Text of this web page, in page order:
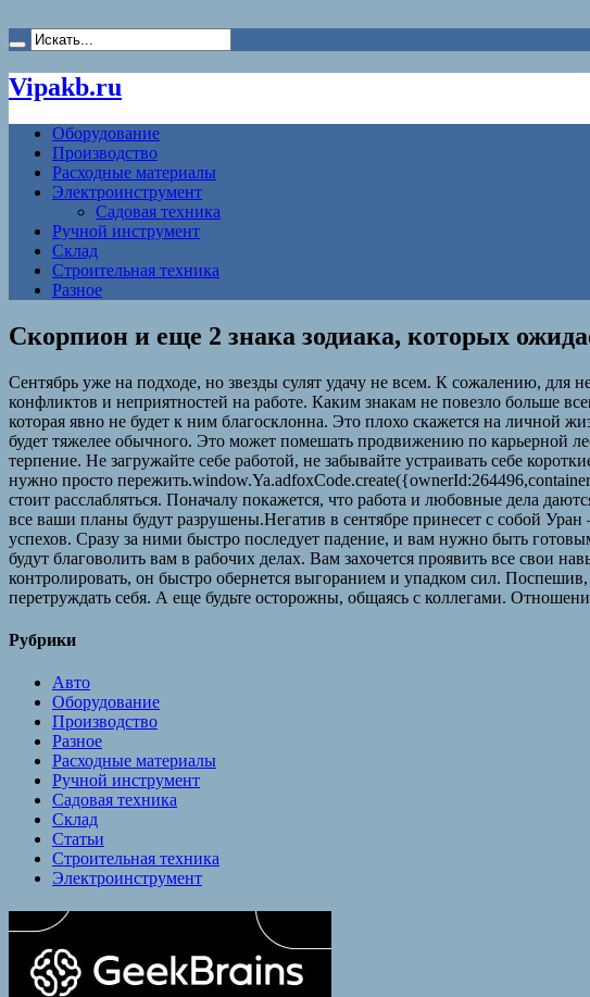
Vipakb.ru
Оборудование
Производство
Расходные материалы
Электроинструмент
Садовая техника
Ручной инструмент
Склад
Строительная техника
Разное
Скорпион и еще 2 знака зодиака, которых
Сентябрь уже на подходе, но звезды сулят удачу не всем. К сожалению, для
конфликтов и неприятностей на работе. Каким знакам не повезло больше
которая явно не будет к ним благосклонна. Это плохо скажется на личной
будет тяжелее обычного. Это может помешать продвижению по карьерной
терпение. Не загружайте себе работой, не забывайте устраивать себе
нужно просто
стоит расслабляться. Поначалу покажется, что работа и любовные дела
все ваши планы будут разрушены.Негатив в сентябре принесет с собой
успехов. Сразу за ними быстро последует падение, и вам нужно быть
будут благоволить вам в рабочих делах. Вам захочется проявить все свои
контролировать, он быстро обернется выгоранием и упадком сил.
перетруждать себя. А еще будьте осторожны, общаясь с коллегами.
Рубрики
Авто
Оборудование
Производство
Разное
Расходные материалы
Ручной инструмент
Садовая техника
Склад
Статьи
Строительная техника
Электроинструмент